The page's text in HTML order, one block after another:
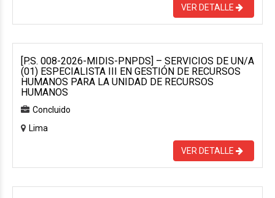
VER DETALLE
[P.S. 008-2026-MIDIS-PNPDS] – SERVICIOS DE UN/A
(01) ESPECIALISTA III EN GESTIÓN DE RECURSOS
HUMANOS PARA LA UNIDAD DE RECURSOS
HUMANOS
Concluido
Lima
VER DETALLE